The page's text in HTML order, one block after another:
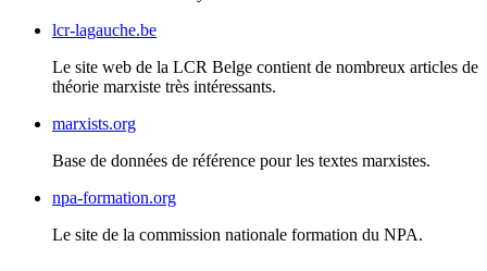
lcr-lagauche.be
Le site web de la LCR Belge contient de nombreux articles de
théorie marxiste très intéressants.
marxists.org
Base de données de référence pour les textes marxistes.
npa-formation.org
Le site de la commission nationale formation du NPA.